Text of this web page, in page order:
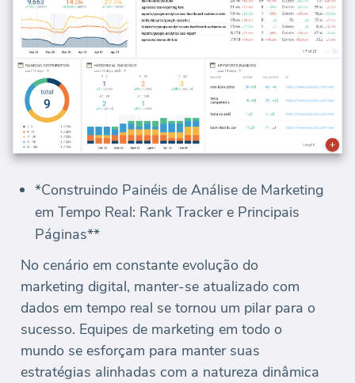
*Construindo Painéis de Análise de Marketing
em Tempo Real: Rank Tracker e Principais
Páginas**
No cenário em constante evolução do
marketing digital, manter-se atualizado com
dados em tempo real se tornou um pilar para o
sucesso. Equipes de marketing em todo o
mundo se esforçam para manter suas
estratégias alinhadas com a natureza dinâmica